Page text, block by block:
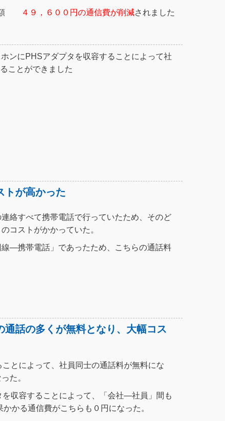
４９，６００円の通信費が削減されました
ンにPHSアダプタを収容することによって社
ことができました
トが高かった
絡すべて携帯電話で行っていたため、そのど
コストがかかっていた。
―携帯電話」であったため、こちらの通話料
通話の多くが無料となり、大幅コス
とによって、社員同士の通話料が無料にな
た。
を収容することによって、「会社―社員」間も
かる通信費がこちらも０円になった。